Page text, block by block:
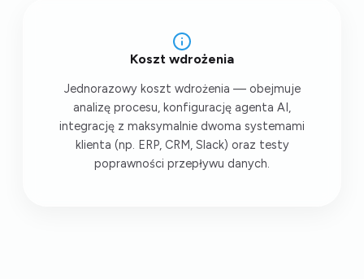
Koszt wdrożenia
Jednorazowy koszt wdrożenia — obejmuje
analizę procesu, konfigurację agenta AI,
integrację z maksymalnie dwoma systemami
klienta (np. ERP, CRM, Slack) oraz testy
poprawności przepływu danych.